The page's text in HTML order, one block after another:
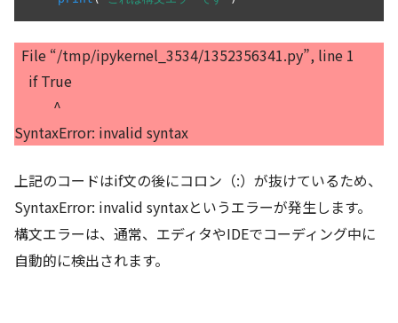
File “/tmp/ipykernel_3534/1352356341.py”, line 1
if True
^
SyntaxError: invalid syntax
上記のコードはif文の後にコロン（:）が抜けているため、
SyntaxError: invalid syntaxというエラーが発生します。
構文エラーは、通常、エディタやIDEでコーディング中に
自動的に検出されます。